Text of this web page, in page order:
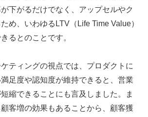
下がるだけでなく、アップセルやク
め、いわゆるLTV（Life Time Value）
るとのことです。
ティングの視点では、プロダクトに
足度や認知度が維持できると、営業
縮できることにも言及しました。ま
客増の効果もあることから、顧客獲